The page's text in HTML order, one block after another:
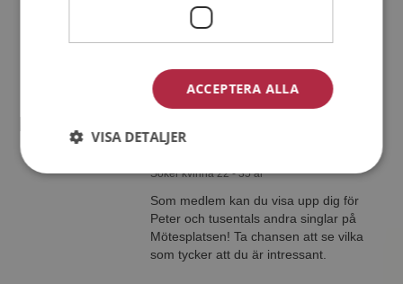
Om du är medlem så kan du matcha
din personlighet mot Linus eller någon
av alla de andra singlarna. Kanske
Peter
Söker kvinna 22 - 35 år
Som medlem kan du visa upp dig för
Peter och tusentals andra singlar på
Mötesplatsen! Ta chansen att se vilka
som tycker att du är intressant.
ACCEPTERA ALLA
VISA DETALJER